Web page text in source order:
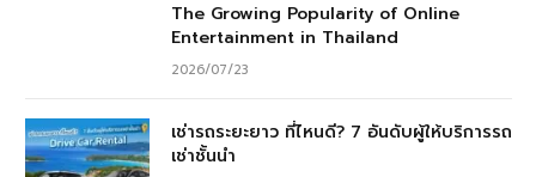
The Growing Popularity of Online
Entertainment in Thailand
2026/07/23
เช่ารถระยะยาว ที่ไหนดี? 7 อันดับผู้ให้บริการรถ
เช่าชั้นนำ